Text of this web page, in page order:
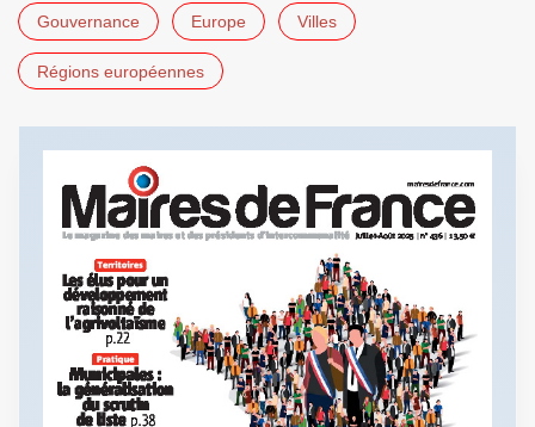
Gouvernance
Europe Villes
Régions européennes